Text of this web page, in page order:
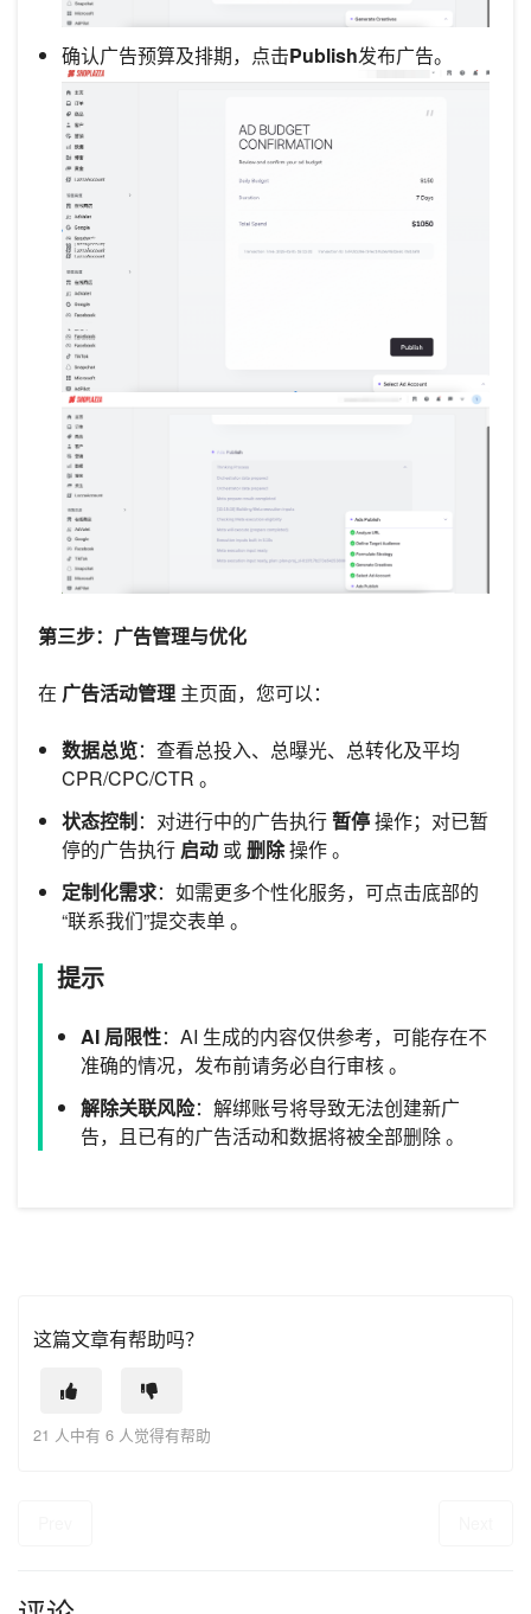
确认广告预算及排期，点击Publish发布广告。
第三步：广告管理与优化
在 广告活动管理 主页面，您可以：
数据总览：查看总投入、总曝光、总转化及平均
CPR/CPC/CTR 。
状态控制：对进行中的广告执行暂停操作；对已暂
停的广告执行 启动 或删除操作 。
定制化需求：如需更多个性化服务，可点击底部的
“联系我们”提交表单 。
提示
AI 局限性：AI 生成的内容仅供参考，可能存在不
准确的情况，发布前请务必自行审核 。
解除关联风险：解绑账号将导致无法创建新广
告，且已有的广告活动和数据将被全部删除 。
这篇文章有帮助吗？
21 人中有 6 人觉得有帮助